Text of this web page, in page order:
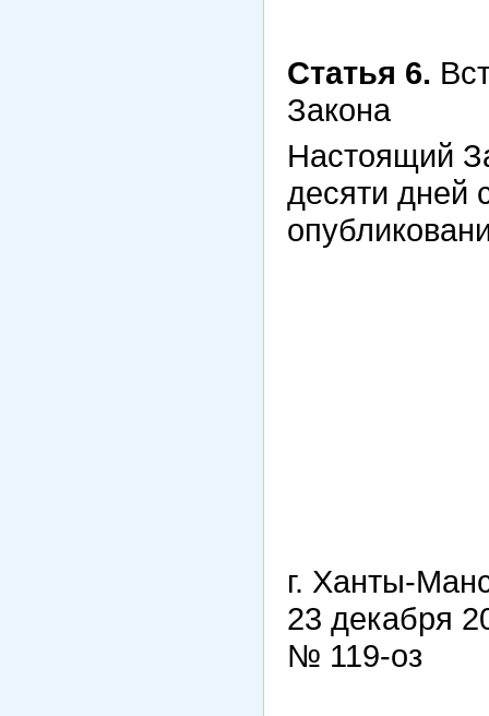
Статья 6.
Закона
Настоящий
десяти дней
г. Ханты-
23 декабря
№ 119-оз